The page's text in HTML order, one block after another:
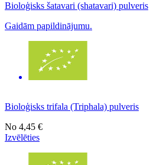
Bioloģisks šatavari (shatavari) pulveris
Gaidām papildinājumu.
Bioloģisks trifala (Triphala) pulveris
No 4,45 €
Izvēlēties